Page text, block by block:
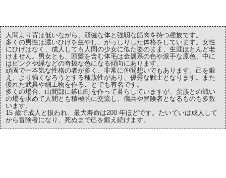
人間より背は低いながら、頑健な体と強靱な筋肉を持つ種族です。
多くの男性は濃いひげを生やし、がっしりした体格をしています。女性
にひげはなく、成人しても人間の少女に似た姿のまま、生涯ほとんど老
けません。男女とも、頭髪を含む体毛は金属系の色や派手な原色、中に
はピンクや緑などの奇抜な色になる傾向にあります。
頑固で一本気な性格の者が多く、非常に仲間想いでもあります。己を鍛
え、より強くなろうとする種族性があり、優秀な戦士となります。また
優れた武具や細工物を作ることでも有名です。
多くの場合、山間部に鉱山町を作って暮らしていますが、蛮族との戦い
の場を求めて人間とも積極的に交流し、傭兵や冒険者となるものも多数
います。
15 歳で成人と扱われ、最大寿命は200 年ほどです。たいていは成人して
から冒険者になり、死ぬまで己を鍛え続けます。